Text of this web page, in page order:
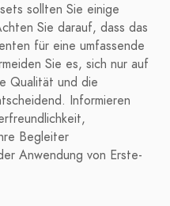
sollten Sie einige
Sie darauf, dass das
für eine umfassende
Sie es, sich nur auf
Qualität und die
Informieren
Begleiter
Anwendung von Erste-